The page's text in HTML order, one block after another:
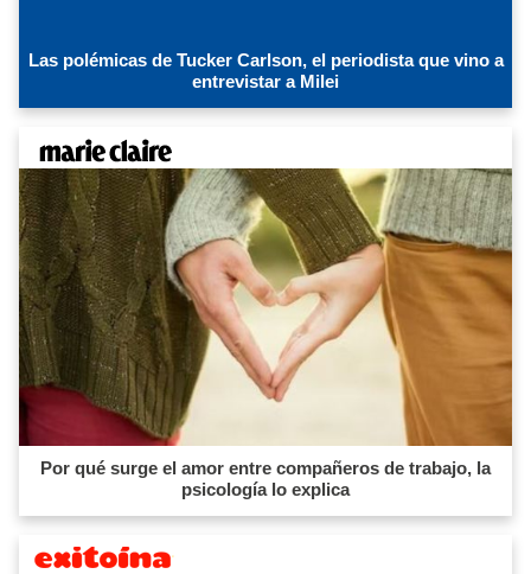
Las polémicas de Tucker Carlson, el periodista que vino a
entrevistar a Milei
Por qué surge el amor entre compañeros de trabajo, la
psicología lo explica